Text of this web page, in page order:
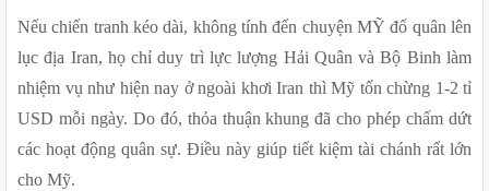
Nếu chiến tranh kéo dài, không tính đến chuyện MỸ đổ quân lên
lục địa Iran, họ chỉ duy trì lực lượng Hải Quân và Bộ Binh làm
nhiệm vụ như hiện nay ở ngoài khơi Iran thì Mỹ tốn chừng 1-2 tỉ
USD mỗi ngày. Do đó, thỏa thuận khung đã cho phép chấm dứt
các hoạt động quân sự. Điều này giúp tiết kiệm tài chánh rất lớn
cho Mỹ.